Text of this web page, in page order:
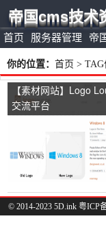
首页 服务器管理 帝
帝国cms技术
你的位置： 首页 > TAG
【素材网站】Logo
交流平台
© 2014-2023 5D.ink 粤ICP